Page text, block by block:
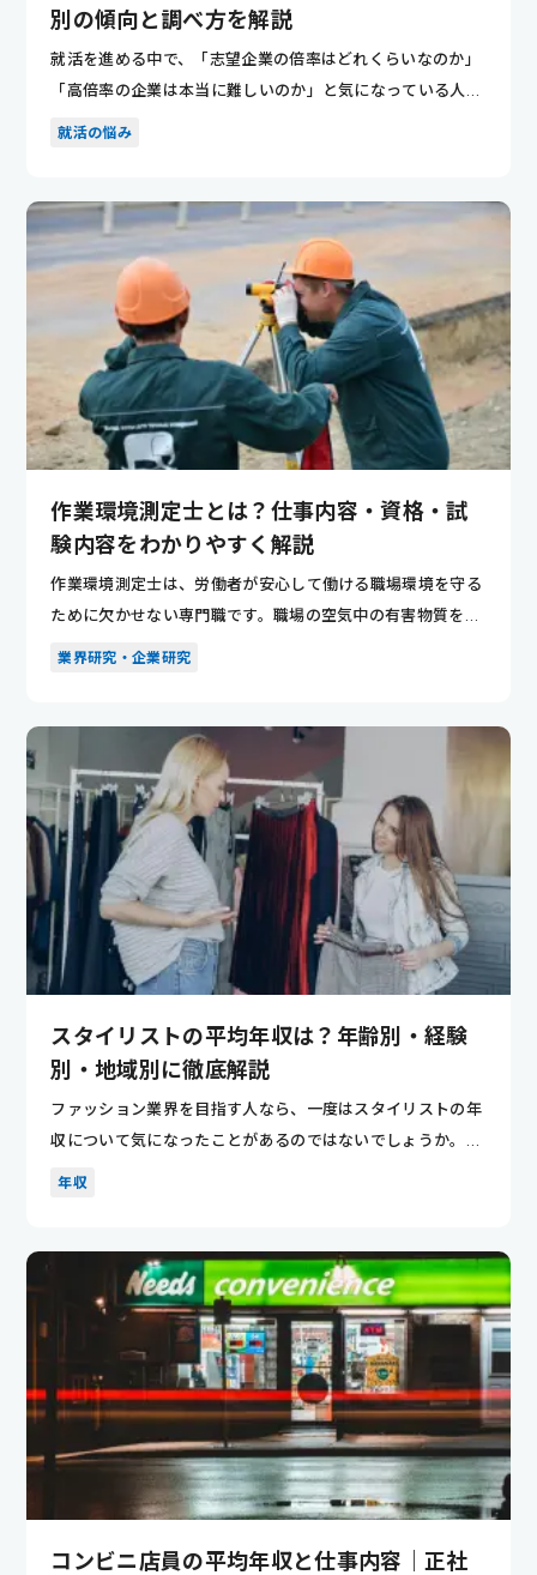
別の傾向と調べ方を解説
就活を進める中で、「志望企業の倍率はどれくらいなのか」
「高倍率の企業は本当に難しいのか」と気になっている人も
多いのではな...
就活の悩み
作業環境測定士とは？仕事内容・資格・試
験内容をわかりやすく解説
作業環境測定士は、労働者が安心して働ける職場環境を守る
ために欠かせない専門職です。職場の空気中の有害物質を測
定・分析し、...
業界研究・企業研究
スタイリストの平均年収は？年齢別・経験
別・地域別に徹底解説
ファッション業界を目指す人なら、一度はスタイリストの年
収について気になったことがあるのではないでしょうか。セ
ンスや感性が...
年収
コンビニ店員の平均年収と仕事内容｜正社